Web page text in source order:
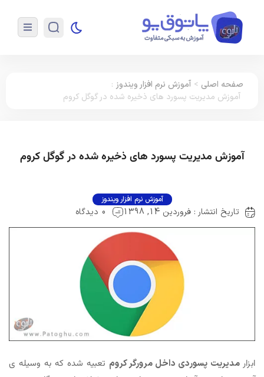
صفحه اصلی > آموزش نرم افزار ویندوز :
آموزش مدیریت پسورد های ذخیره شده در گوگل کروم
آموزش مدیریت پسورد های ذخیره شده در گوگل کروم
آموزش نرم افزار ویندوز
تاریخ انتشار : فروردین 14, 1398 0 دیدگاه
ابزارمدیریت پسوردی داخل مرورگر کروم تعبیه شده که به وسیله ی